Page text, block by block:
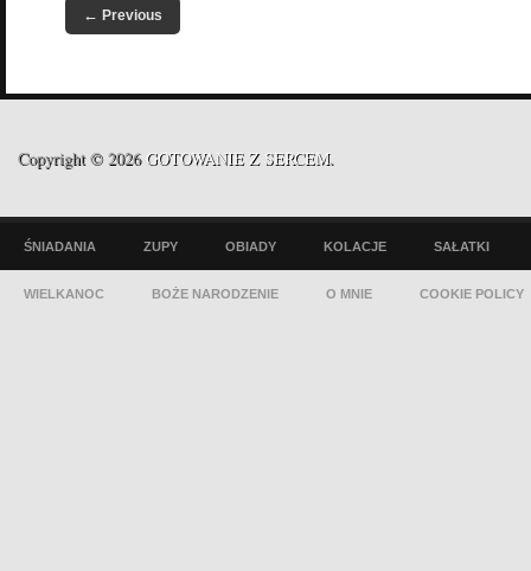
← Previous
Copyright © 2026 GOTOWANIE Z SERCEM.
ŚNIADANIA ZUPY OBIADY KOLACJE SAŁATKI
WIELKANOC BOŻE NARODZENIE O MNIE COOKIE POLICY